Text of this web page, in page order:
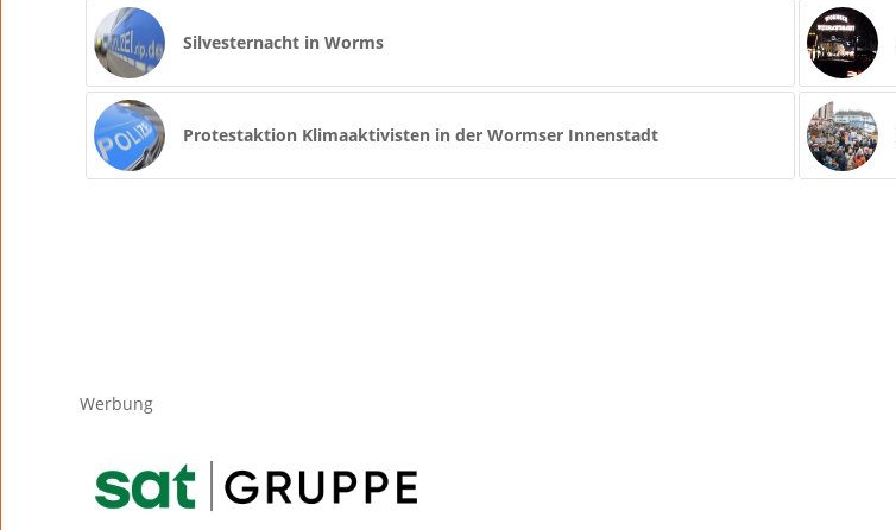
Silvesternacht in Worms
Protestaktion Klimaaktivisten in der Wormser Innenstadt
Werbung